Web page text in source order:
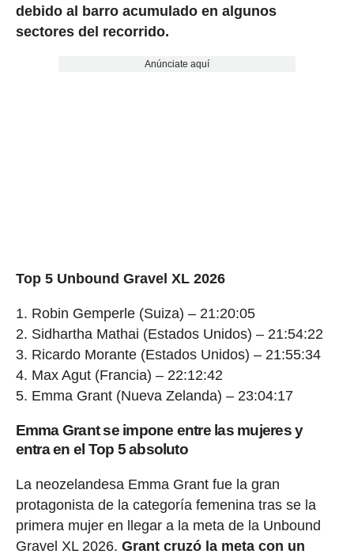
debido al barro acumulado en algunos
sectores del recorrido.
Anúnciate aquí
Top 5 Unbound Gravel XL 2026
1. Robin Gemperle (Suiza) – 21:20:05
2. Sidhartha Mathai (Estados Unidos) – 21:54:22
3. Ricardo Morante (Estados Unidos) – 21:55:34
4. Max Agut (Francia) – 22:12:42
5. Emma Grant (Nueva Zelanda) – 23:04:17
Emma Grant se impone entre las mujeres y
entra en el Top 5 absoluto
La neozelandesa Emma Grant fue la gran
protagonista de la categoría femenina tras se la
primera mujer en llegar a la meta de la Unbound
Gravel XL 2026. Grant cruzó la meta con un